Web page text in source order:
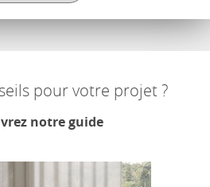
pour votre projet ?
notre guide